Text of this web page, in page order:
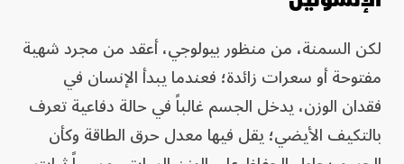
لكن السمنة، من منظور بيولوجي، أعقد من مجرد شهية
مفتوحة أو سعرات زائدة؛ فعندما يبدأ الإنسان في
فقدان الوزن، يدخل الجسم غالباً في حالة دفاعية تعرف
بالتكيف الأيضي؛ يقل فيها معدل حرق الطاقة وكأن